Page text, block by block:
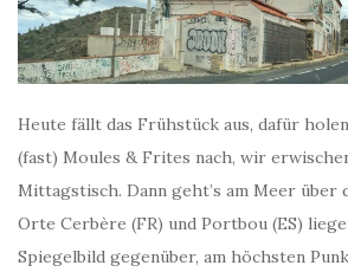
Heute fällt das Frühstück aus, dafür
(fast) Moules & Frites nach, wir
Mittagstisch. Dann geht’s am Meer über
Orte Cerbère (FR) und Portbou (ES)
Spiegelbild gegenüber, am höchsten